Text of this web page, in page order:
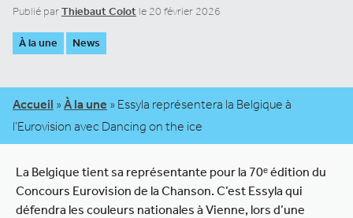
Publié parThiebaut Colot le 20 février 2026
À la une News
Accueil » À la une » Essyla représentera la Belgique à
l’Eurovision avec Dancing on the ice
La Belgique tient sa représentante pour la 70ᵉ édition du
Concours Eurovision de la Chanson. C’est Essyla qui
défendra les couleurs nationales à Vienne, lors d’une